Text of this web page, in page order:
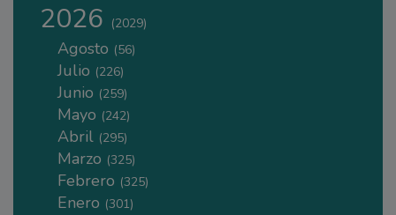
2026 (2029)
Agosto (56)
Julio (226)
Junio (259)
Mayo (242)
Abril (295)
Marzo (325)
Febrero (325)
Enero (301)